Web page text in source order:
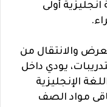
لغة انجليزية أولى
والانتقال من
يودي داخل
الإنجليزية
مواد الصف